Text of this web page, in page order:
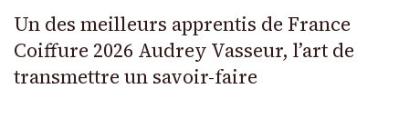
Un des meilleurs apprentis de France
Coiffure 2026 Audrey Vasseur, l’art de
transmettre un savoir-faire